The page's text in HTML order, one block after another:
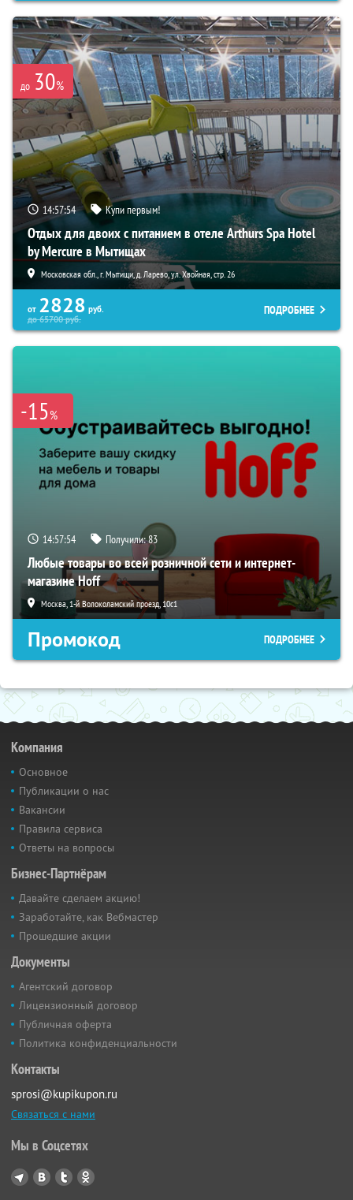
до 30%
14:57:53 Купи первым!
Отдых для двоих с питанием в отеле Arthurs Spa Hotel
by Mercure в Мытищах
Московская обл., г. Мытищи, д. Ларево, ул. Хвойная, стр. 26
от 2828 руб.
до65700руб.
ПОДРОБНЕЕ
-15%
14:57:53 Получили:83
Любые товары во всей розничной сети и интернет-
магазине Hoff
Москва, 1-й Волоколамский проезд, 10с1
Промокод ПОДРОБНЕЕ
Компания
Основное
Публикации о нас
Вакансии
Правила сервиса
Ответы на вопросы
Бизнес-Партнёрам
Давайте сделаем акцию!
Заработайте, как Вебмастер
Прошедшие акции
Документы
Агентский договор
Лицензионный договор
Публичная оферта
Политика конфиденциальности
Контакты
sprosi@kupikupon.ru
Связаться с нами
Мы в Соцсетях